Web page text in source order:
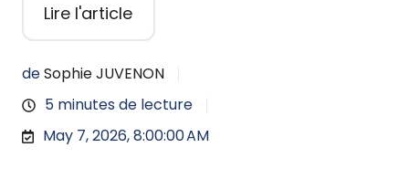
Lire l'article
deSophie JUVENON
5 minutes de lecture
May 7, 2026, 8:00:00 AM